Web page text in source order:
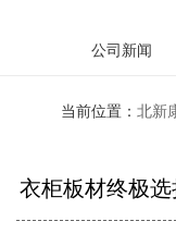
公司新闻
当前位置： 北新
衣柜板材终极